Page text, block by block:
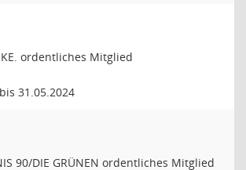
ordentliches Mitglied
31.05.2024
90/DIE GRÜNEN ordentliches Mitglied